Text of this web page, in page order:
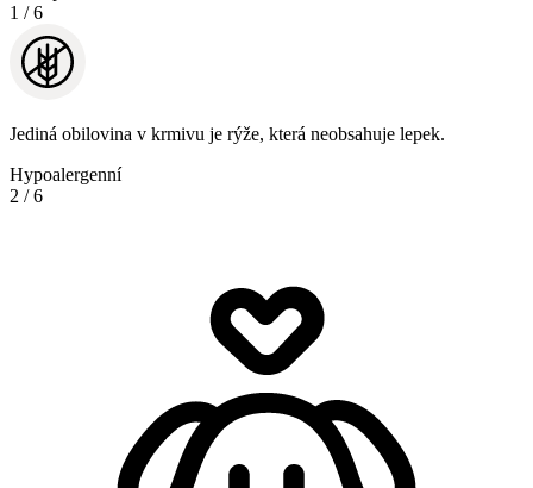
1 /6
Jediná obilovina v krmivu je rýže, která neobsahuje lepek.
Hypoalergenní
2 /6